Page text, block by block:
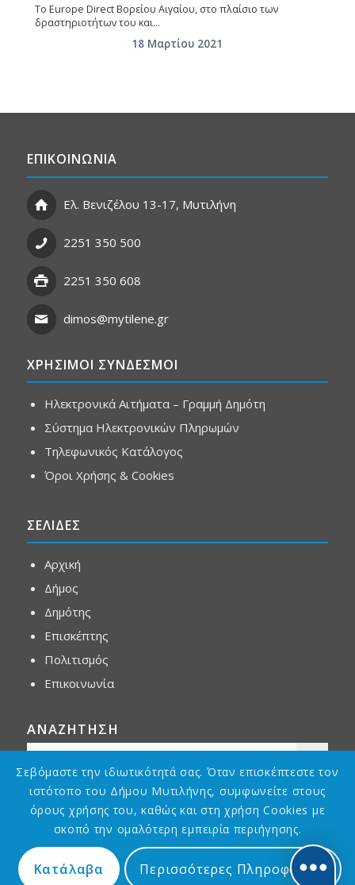
Το Europe Direct Βορείου Αιγαίου, στο πλαίσιο των
δραστηριοτήτων του και…
18 Μαρτίου 2021
ΕΠΙΚΟΙΝΩΝΙΑ
Ελ. Βενιζέλου 13-17, Μυτιλήνη
2251 350 500
2251 350 608
dimos@mytilene.gr
ΧΡΗΣΙΜΟΙ ΣΥΝΔΕΣΜΟΙ
Ηλεκτρονικά Αιτήματα – Γραμμή Δημότη
Σύστημα Ηλεκτρονικών Πληρωμών
Τηλεφωνικός Κατάλογος
Όροι Χρήσης & Cookies
ΣΕΛΙΔΕΣ
Αρχική
Δήμος
Δημότης
Επισκέπτης
Πολιτισμός
Επικοινωνία
ΑΝΑΖΗΤΗΣΗ
Designed byAsterias GDG
Σεβόμαστε την ιδιωτικότητά σας. Όταν επισκέπτεστε τον
ιστότοπο του Δήμου Μυτιλήνης, συμφωνείτε στους
όρους χρήσης του, καθώς και στη χρήση Cookies με
σκοπό την ομαλότερη εμπειρία περιήγησης.
Κατάλαβα Περισσότερες Πληροφορίες